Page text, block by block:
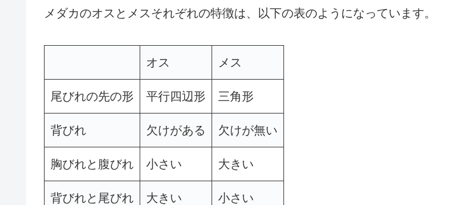
メダカのオスとメスそれぞれの特徴は、以下の表のようになっています。
オス メス
尾びれの先の形 平行四辺形 三角形
背びれ 欠けがある 欠けが無い
胸びれと腹びれ 小さい 大きい
背びれと尾びれ 大きい 小さい